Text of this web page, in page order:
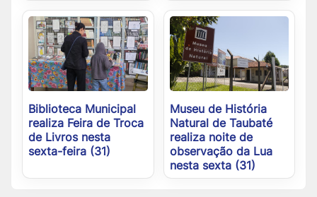
Biblioteca Municipal
realiza Feira de Troca
de Livros nesta
sexta-feira (31)
Museu de História
Natural de Taubaté
realiza noite de
observação da Lua
nesta sexta (31)